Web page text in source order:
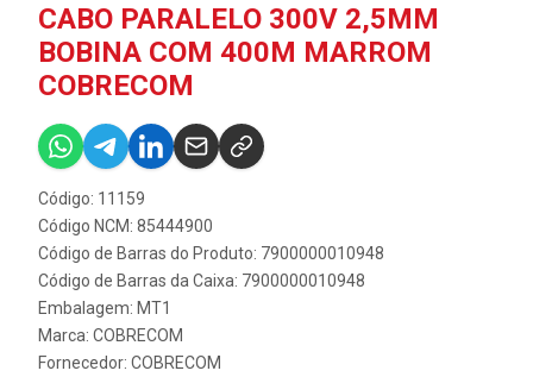
CABO PARALELO 300V 2,5MM
BOBINA COM 400M MARROM
COBRECOM
Código: 11159
Código NCM: 85444900
Código de Barras do Produto: 7900000010948
Código de Barras da Caixa: 7900000010948
Embalagem: MT1
Marca: COBRECOM
Fornecedor: COBRECOM